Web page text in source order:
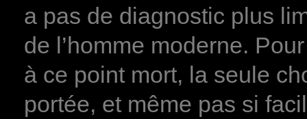
a pas de diagnostic plus
de l’homme moderne.
à ce point mort, la seule
portée, et même pas si